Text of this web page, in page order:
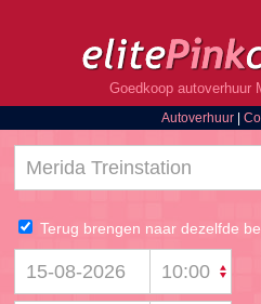
Goedkoop autoverhuur
Autoverhuur
Terug brengen naar dezelfde